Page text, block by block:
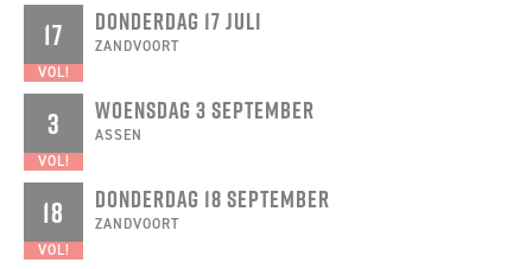
17
VOL!
DONDERDAG 17 JULI
ZANDVOORT
3
VOL!
WOENSDAG 3 SEPTEMBER
ASSEN
18
VOL!
DONDERDAG 18 SEPTEMBER
ZANDVOORT